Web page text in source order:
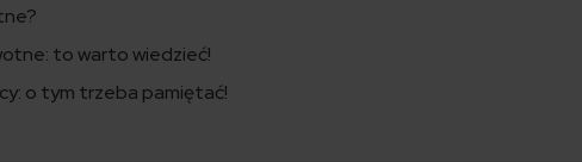
to warto wiedzieć!
o tym trzeba pamiętać!